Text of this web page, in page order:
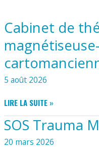
Cabinet de
5 août 2026
CABINET
DE
THÉRAPEUTE-
ÉNERGÉTICIENNE-
LIRE LA SUITE »
SOS Trauma
20 mars 2026